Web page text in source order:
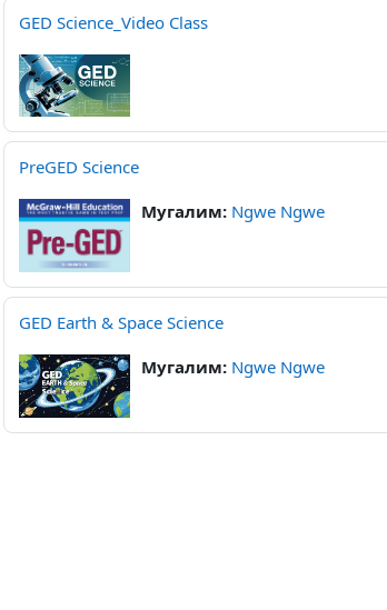
GED Science_Video Class
PreGED Science
Мугалим: Ngwe Ngwe
GED Earth & Space Science
Мугалим: Ngwe Ngwe